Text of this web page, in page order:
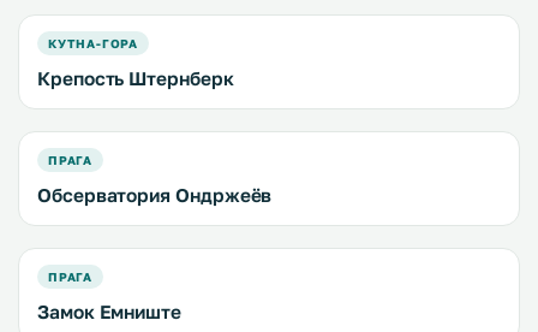
КУТНА-ГОРА
Крепость Штернберк
ПРАГА
Обсерватория Ондржеёв
ПРАГА
Замок Емниште